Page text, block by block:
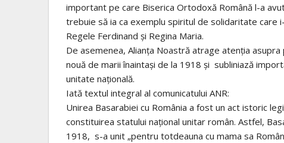
important pe care Biserica Ortodoxă Română l-a
trebuie să ia ca exemplu spiritul de solidaritate care
Regele Ferdinand și Regina Maria.
De asemenea, Alianța Noastră atrage atenția
nouă de marii înaintași de la 1918 și subliniază
unitate națională.
Iată textul integral al comunicatului ANR:
Unirea Basarabiei cu România a fost un act istoric
constituirea statului național unitar român. Astfel,
1918, s-a unit „pentru totdeauna cu mama sa